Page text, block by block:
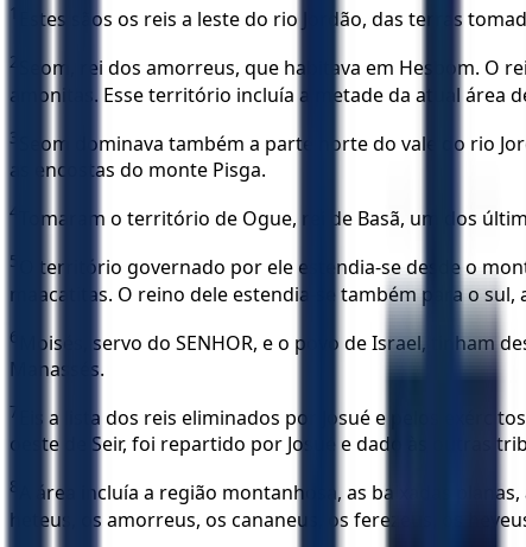
1 Estes sãos os reis a leste do rio Jordão, das terras
2
Seom, rei dos amorreus, que habitava em Hesbom. O
amonitas. Esse território incluía a metade da atual área
3
Seom dominava também a parte norte do vale do rio
as encostas do monte Pisga.
4 Tomaram o território de Ogue, rei de Basã, um dos
5
O território governado por ele estendia-se desde o
maacatitas. O reino dele estendia-se também para o
6
Moisés, servo do SENHOR, e o povo de Israel, tinham
Manassés.
7
Eis a lista dos reis eliminados por Josué e pelos
oeste de Seir, foi repartido por Josué e dado às outras
8
A área incluía a região montanhosa, as baixadas
heteus, os amorreus, os cananeus, os ferezeus, os